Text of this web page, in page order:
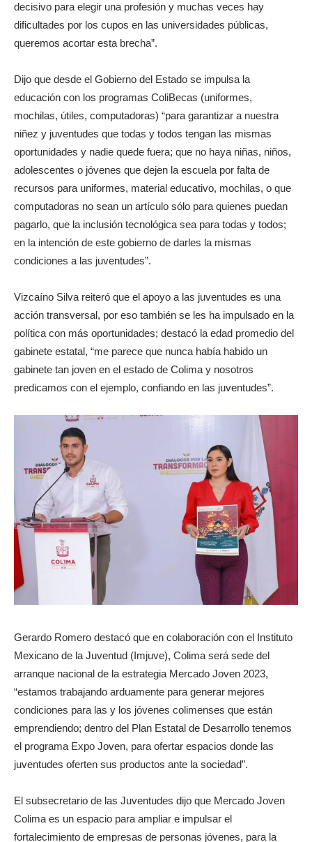
decisivo para elegir una profesión y muchas veces hay
dificultades por los cupos en las universidades públicas,
queremos acortar esta brecha”.
Dijo que desde el Gobierno del Estado se impulsa la
educación con los programas ColiBecas (uniformes,
mochilas, útiles, computadoras) “para garantizar a nuestra
niñez y juventudes que todas y todos tengan las mismas
oportunidades y nadie quede fuera; que no haya niñas, niños,
adolescentes o jóvenes que dejen la escuela por falta de
recursos para uniformes, material educativo, mochilas, o que
computadoras no sean un artículo sólo para quienes puedan
pagarlo, que la inclusión tecnológica sea para todas y todos;
en la intención de este gobierno de darles la mismas
condiciones a las juventudes”.
Vizcaíno Silva reiteró que el apoyo a las juventudes es una
acción transversal, por eso también se les ha impulsado en la
política con más oportunidades; destacó la edad promedio del
gabinete estatal, “me parece que nunca había habido un
gabinete tan joven en el estado de Colima y nosotros
predicamos con el ejemplo, confiando en las juventudes”.
Gerardo Romero destacó que en colaboración con el Instituto
Mexicano de la Juventud (Imjuve), Colima será sede del
arranque nacional de la estrategia Mercado Joven 2023,
“estamos trabajando arduamente para generar mejores
condiciones para las y los jóvenes colimenses que están
emprendiendo; dentro del Plan Estatal de Desarrollo tenemos
el programa Expo Joven, para ofertar espacios donde las
juventudes oferten sus productos ante la sociedad”.
El subsecretario de las Juventudes dijo que Mercado Joven
Colima es un espacio para ampliar e impulsar el
fortalecimiento de empresas de personas jóvenes, para la